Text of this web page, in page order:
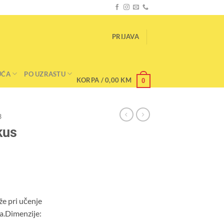
PRIJAVA
KORPA /0,00 KM 0
PO UZRASTU
pri učenje